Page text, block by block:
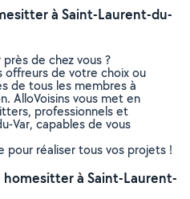
à Saint-Laurent-du-
de chez vous ?
de votre choix ou
de tous les membres à
AlloVoisins vous met en
professionnels et
Var, capables de vous
pour réaliser tous vos projets !
à Saint-Laurent-